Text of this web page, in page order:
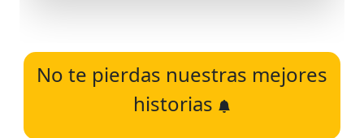
No te pierdas nuestras mejores
historias